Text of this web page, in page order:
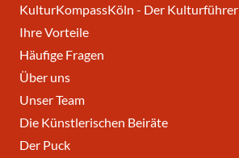
KulturKompassKöln - Der Kulturführer
Ihre Vorteile
Häufige Fragen
Über uns
Unser Team
Die Künstlerischen Beiräte
Der Puck